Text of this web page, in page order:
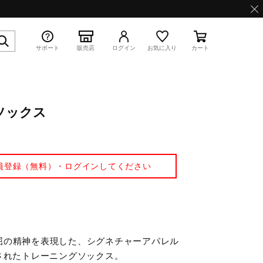
サポート 販売店 ログイン お気に入り カート
ックス
登録（無料）・ログインしてください
精神を表現した、シグネチャーアパレル
たトレーニングソックス。